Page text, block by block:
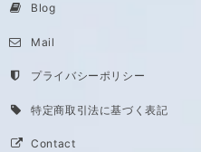
Blog
Mail
プライバシーポリシー
特定商取引法に基づく表記
Contact